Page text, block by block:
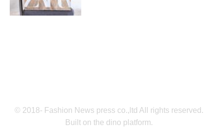
© 2018- Fashion News press co.,ltd All rights reserved.
Built on the dino platform.